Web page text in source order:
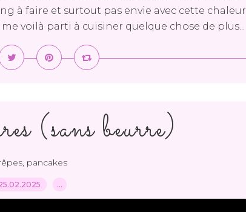
à faire et surtout pas envie avec cette chaleur
voilà parti à cuisiner quelque chose de plus...
(sans beurre)
pancakes
…